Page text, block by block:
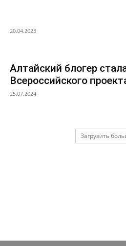
20.04.2023
Алтайский блогер
Всероссийского
25.07.2024
Загрузить